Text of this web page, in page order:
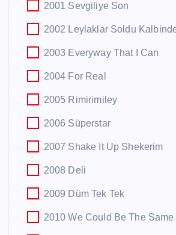
2001 Sevgiliye Son
2002 Leylaklar Soldu
2003 Everyway That I Can
2004 For Real
2005 Rimirimiley
2006 Süperstar
2007 Shake It Up Shekerim
2008 Deli
2009 Düm Tek Tek
2010 We Could Be The Same